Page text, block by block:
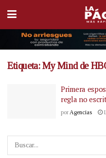
Etiqueta:My Mind de
Primera
regla no
por Agencias